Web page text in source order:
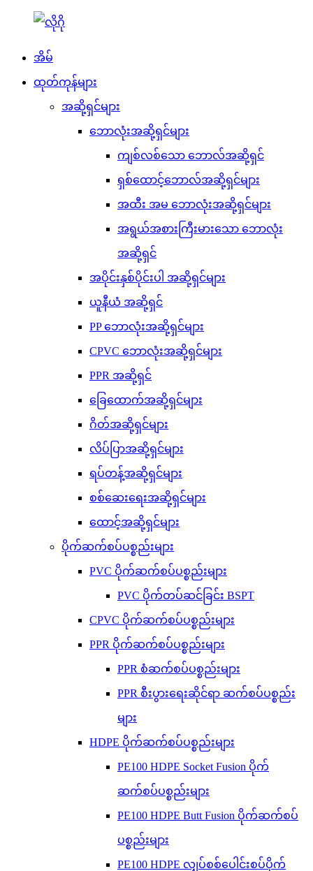
အိမ်
ထုတ်ကုန်များ
အဆို့ရှင်များ
ဘောလုံးအဆို့ရှင်များ
ကျစ်လစ်သော ဘောလ်အဆို့ရှင်
ရှစ်ထောင့်ဘောလ်အဆို့ရှင်များ
အထီး အမ ဘောလုံးအဆို့ရှင်များ
အရွယ်အစားကြီးမားသော ဘောလုံး
အဆို့ရှင်
အပိုင်းနှစ်ပိုင်းပါ အဆို့ရှင်များ
ယူနီယံ အဆို့ရှင်
PP ဘောလုံးအဆို့ရှင်များ
CPVC ဘောလုံးအဆို့ရှင်များ
PPR အဆို့ရှင်
ခြေထောက်အဆို့ရှင်များ
ဂိတ်အဆို့ရှင်များ
လိပ်ပြာအဆို့ရှင်များ
ရပ်တန့်အဆို့ရှင်များ
စစ်ဆေးရေးအဆို့ရှင်များ
ထောင့်အဆို့ရှင်များ
ပိုက်ဆက်စပ်ပစ္စည်းများ
PVC ပိုက်ဆက်စပ်ပစ္စည်းများ
PVC ပိုက်တပ်ဆင်ခြင်း BSPT
CPVC ပိုက်ဆက်စပ်ပစ္စည်းများ
PPR ပိုက်ဆက်စပ်ပစ္စည်းများ
PPR စံဆက်စပ်ပစ္စည်းများ
PPR စီးပွားရေးဆိုင်ရာ ဆက်စပ်ပစ္စည်း
များ
HDPE ပိုက်ဆက်စပ်ပစ္စည်းများ
PE100 HDPE Socket Fusion ပိုက်
ဆက်စပ်ပစ္စည်းများ
PE100 HDPE Butt Fusion ပိုက်ဆက်စပ်
ပစ္စည်းများ
PE100 HDPE လျှပ်စစ်ပေါင်းစပ်ပိုက်